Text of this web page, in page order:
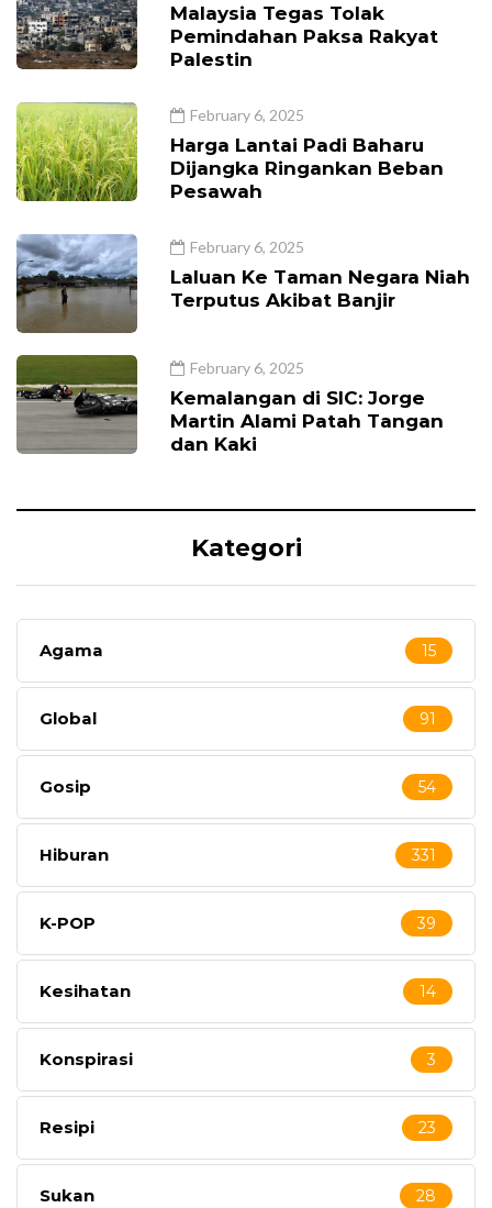
Malaysia Tegas Tolak
Pemindahan Paksa Rakyat
Palestin
February 6, 2025
Harga Lantai Padi Baharu
Dijangka Ringankan Beban
Pesawah
February 6, 2025
Laluan Ke Taman Negara Niah
Terputus Akibat Banjir
February 6, 2025
Kemalangan di SIC: Jorge
Martin Alami Patah Tangan
dan Kaki
Kategori
Agama 15
Global 91
Gosip 54
Hiburan 331
K-POP 39
Kesihatan 14
Konspirasi 3
Resipi 23
Sukan 28